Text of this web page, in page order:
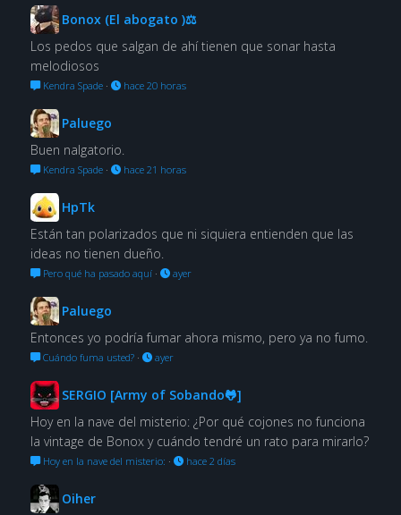
Bonox (El abogato )⚖
Los pedos que salgan de ahí tienen que sonar hasta
melodiosos
Kendra Spade· hace 20 horas
Paluego
Buen nalgatorio.
Kendra Spade· hace 21 horas
HpTk
Están tan polarizados que ni siquiera entienden que las
ideas no tienen dueño.
Pero qué ha pasado aquí· ayer
Paluego
Entonces yo podría fumar ahora mismo, pero ya no fumo.
Cuándo fuma usted?· ayer
SERGIO [Army of Sobando🐸]
Hoy en la nave del misterio: ¿Por qué cojones no funciona
la vintage de Bonox y cuándo tendré un rato para mirarlo?
Hoy en la nave del misterio: · hace 2 días
Oiher